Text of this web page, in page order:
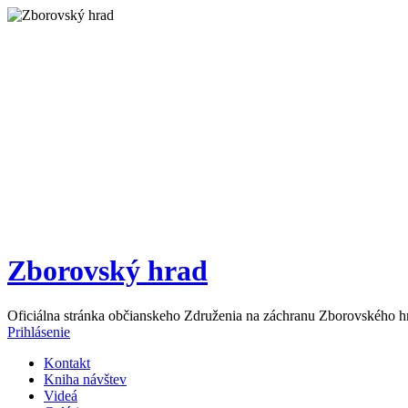
Zborovský hrad
Oficiálna stránka občianskeho Združenia na záchranu Zborovského
Prihlásenie
Kontakt
Kniha návštev
Videá